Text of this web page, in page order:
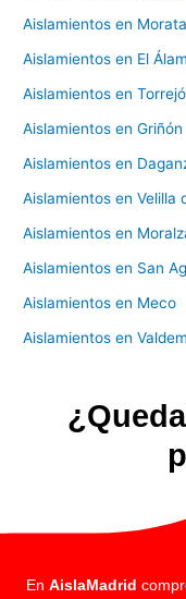
Aislamientos en
Aislamientos en El
Aislamientos en
Aislamientos en Griñón
Aislamientos en
Aislamientos en Velilla
Aislamientos en
Aislamientos en San
Aislamientos en Meco
Aislamientos en
En AislaMadrid